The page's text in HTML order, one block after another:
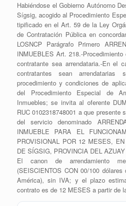
Habiéndose el Gobierno Autónomo
Sígsig, acogido al Procedimiento
tipificado en el Art. 59 de la Ley
de Contratación Pública en
LOSNCP Parágrafo Primero
INMUEBLES Art. 218.-
contratante sea arrendataria.-En el
contratantes sean
procedimiento y condiciones de
del Procedimiento Especial de
Inmuebles; se invita al oferente
RUC 0102318748001 a que presente
del servicio denominado
INMUEBLE PARA EL
PROVISIONAL POR 12 MESES,
DE SÍGSIG, PROVINCIA DEL AZUAY
El canon de arrendamiento
(SEISCIENTOS CON 00/100
América), sin IVA; y el plazo
contrato es de 12 MESES a partir de